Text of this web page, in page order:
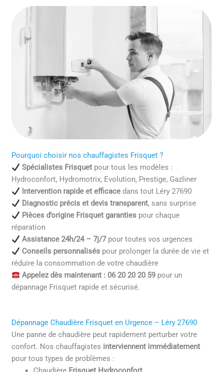
Pourquoi choisir nos chauffagistes Frisquet ?
Spécialistes Frisquetpour tous les modèles :
Hydroconfort, Hydromotrix, Evolution, Prestige, Gazliner
Intervention rapide et efficacedans tout Léry 27690
Diagnostic précis et devis transparent, sans surprise
Pièces d’origine Frisquet garantiespour chaque
réparation
Assistance 24h/24 – 7j/7pour toutes vos urgences
Conseils personnaliséspour prolonger la durée de vie et
réduire la consommation de votre chaudière
Appelez dès maintenant : 06 20 20 20 59pour un
dépannage Frisquet rapide et sécurisé.
Dépannage Chaudière Frisquet en Urgence – Léry 27690
Une panne de chaudière peut rapidement perturber votre
confort. Nos chauffagistes interviennent immédiatement
pour tous types de problèmes :